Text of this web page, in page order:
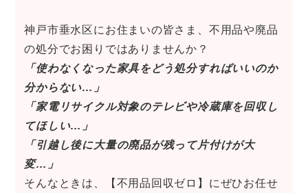
神戸市垂水区にお住まいの皆さま、不用品や廃品
の処分でお困りではありませんか？
「使わなくなった家具をどう処分すればいいのか
分からない…」
「家電リサイクル対象のテレビや冷蔵庫を回収し
てほしい…」
「引越し後に大量の廃品が残って片付けが大
変…」
そんなときは、【不用品回収ゼロ】にぜひお任せ